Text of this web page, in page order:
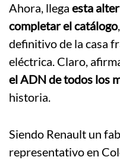
Ahora, llega esta
completar el catálogo
definitivo de la casa
eléctrica. Claro,
el ADN de todos los
historia.
Siendo Renault un
representativo en